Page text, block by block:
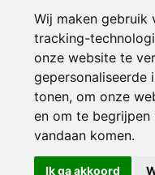
Wij maken gebruik
tracking-
onze website te
gepersonaliseerde
tonen, om onze
en om te
vandaan komen.
Ik ga akkoord